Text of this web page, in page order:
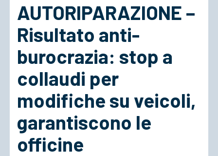
Cosa Facciamo
ACCEDI
AUTORIPARAZIONE –
Risultato anti-
burocrazia: stop a
collaudi per
modifiche su veicoli,
garantiscono le
officine